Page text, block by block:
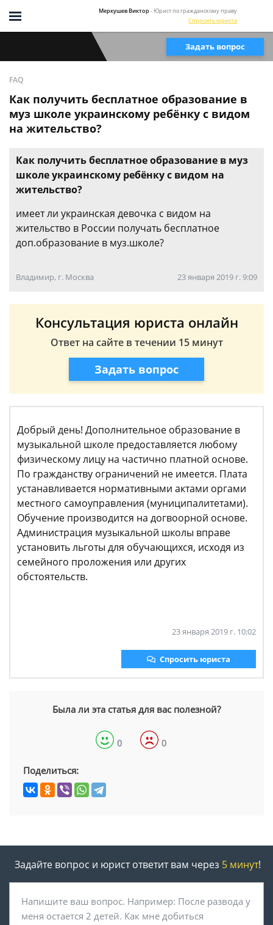
Меркушев Виктор- Юрист по гражданскому праву
Спросить юриста
Задать вопрос
FAQ
Как получить бесплатное образование в
муз школе украинскому ребёнку с видом
на жительство?
Как получить бесплатное образование в муз
школе украинскому ребёнку с видом на
жительство?
имеет ли украинская девочка с видом на
жительство в России получать бесплатное
доп.образование в муз.школе?
Владимир, г. Москва 23 января 2019 г. 9:09
Консультация юриста онлайн
Ответ на сайте в течении 15 минут
Задать вопрос
Добрый день! Дополнительное образование в
музыкальной школе предоставляется любому
физическому лицу на частично платной основе.
По гражданству ограничений не имеется. Плата
устанавливается нормативными актами оргами
местного самоуправления (муниципалитетами).
Обучение производится на догвоорной основе.
Администрация музыкальной школы вправе
установить льготы для обучающихся, исходя из
семейного проложения или других
обстоятельств.
23 января 2019 г. 10:02
Спросить юриста
Была ли эта статья для вас полезной?
0 0
Поделиться:
Задайте вопрос и юрист ответит вам через 5 минут!